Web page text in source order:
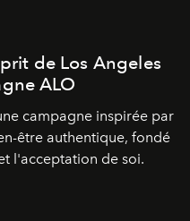
de Los Angeles
ALO
campagne inspirée par
être authentique, fondé
l'acceptation de soi.